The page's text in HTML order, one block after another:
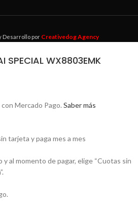
Desarrollo por Creativedog Agency
WX8803EMK
con Mercado Pago. Saber más
tarjeta y paga mes a mes
al momento de pagar, elige “Cuotas sin